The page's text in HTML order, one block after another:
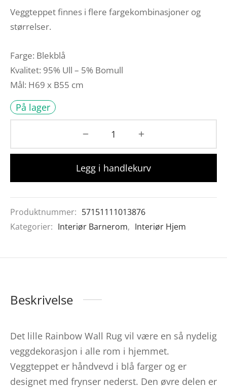
Veggteppet finnes i flere fargekombinasjoner og
størrelser.
Farge: Blekblå
Kvalitet: 95% Ull – 5% Bomull
Mål: H69 x B55 cm
På lager
Legg i handlekurv
Produktnummer: 57151111013876
Kategorier: Interiør Barnerom, Interiør Hjem
Beskrivelse
Det lille Rainbow Wall Rug vil være en så nydelig
veggdekorasjon i alle rom i hjemmet.
Veggteppet er håndvevd i blå farger og er
designet med frynser nederst. Den øvre delen er